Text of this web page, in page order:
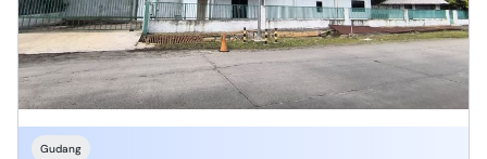
Gudang